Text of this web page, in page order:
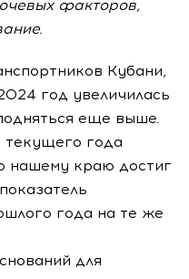
факторов,
Кубани,
год увеличилась
еще выше.
текущего года
нашему краю достиг
года на те же
для